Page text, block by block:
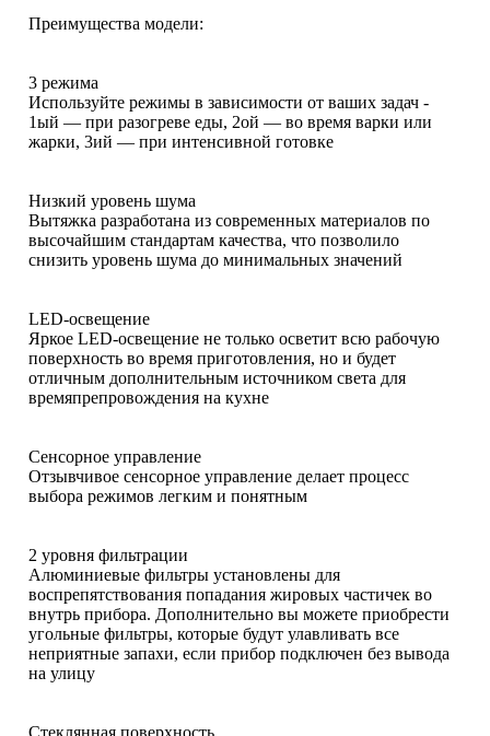
Преимущества модели:
3 режима
Используйте режимы в зависимости от ваших задач -
1ый — при разогреве еды, 2ой — во время варки или
жарки, 3ий — при интенсивной готовке
Низкий уровень шума
Вытяжка разработана из современных материалов по
высочайшим стандартам качества, что позволило
снизить уровень шума до минимальных значений
LED-освещение
Яркое LED-освещение не только осветит всю рабочую
поверхность во время приготовления, но и будет
отличным дополнительным источником света для
времяпрепровождения на кухне
Сенсорное управление
Отзывчивое сенсорное управление делает процесс
выбора режимов легким и понятным
2 уровня фильтрации
Алюминиевые фильтры установлены для
воспрепятствования попадания жировых частичек во
внутрь прибора. Дополнительно вы можете приобрести
угольные фильтры, которые будут улавливать все
неприятные запахи, если прибор подключен без вывода
на улицу
Стеклянная поверхность